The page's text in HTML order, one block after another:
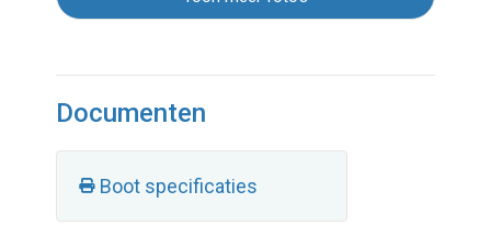
Documenten
Boot specificaties